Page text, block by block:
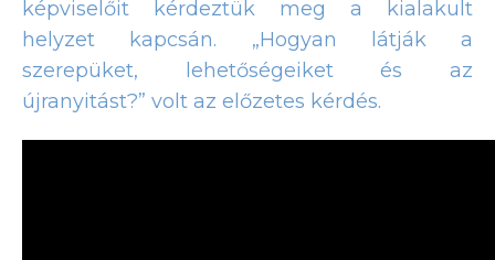
képviselőit kérdeztük meg a kialakult
helyzet kapcsán. „Hogyan látják a
szerepüket, lehetőségeiket és az
újranyitást?” volt az előzetes kérdés.